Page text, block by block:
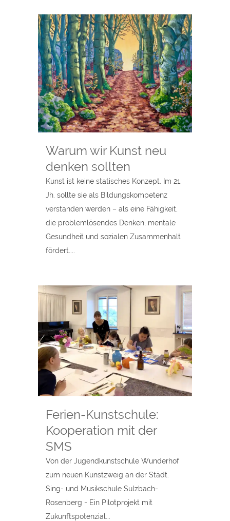
Warum wir Kunst neu
denken sollten
Kunst ist keine statisches Konzept. Im 21.
Jh. sollte sie als Bildungskompetenz
verstanden werden – als eine Fähigkeit,
die problemlösendes Denken, mentale
Gesundheit und sozialen Zusammenhalt
fördert....
Ferien-Kunstschule:
Kooperation mit der
SMS
Von der Jugendkunstschule Wunderhof
zum neuen Kunstzweig an der Städt.
Sing- und Musikschule Sulzbach-
Rosenberg - Ein Pilotprojekt mit
Zukunftspotenzial...